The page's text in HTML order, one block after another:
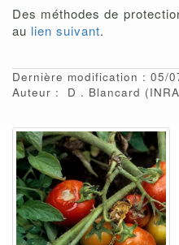
Des méthodes de
au lien suivant.
Dernière modification : 05/
Auteur :
D Blancard